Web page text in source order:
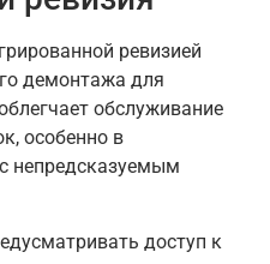
ревизией
демонтажа для
обслуживание
особенно в
непредсказуемым
доступ к